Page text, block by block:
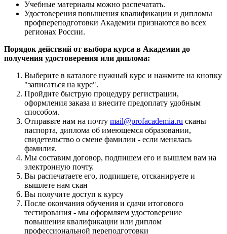
Учебные материалы можно распечатать.
Удостоверения повышения квалификации и дипломы
профпереподготовки Академии признаются во всех
регионах России.
Порядок действий от выбора курса в Академии до
получения удостоверения или диплома:
Выберите в каталоге нужный курс и нажмите на кнопку
"записаться на курс".
Пройдите быструю процедуру регистрации,
оформления заказа и внесите предоплату удобным
способом.
Отправьте нам на почту mail@profacademia.ru сканы
паспорта, диплома об имеющемся образовании,
свидетельство о смене фамилии - если менялась
фамилия.
Мы составим договор, подпишем его и вышлем вам на
электронную почту.
Вы распечатаете его, подпишете, отсканируете и
вышлете нам скан
Вы получите доступ к курсу
После окончания обучения и сдачи итогового
тестирования - мы оформляем удостоверение
повышения квалификации или диплом
профессиональной переподготовки